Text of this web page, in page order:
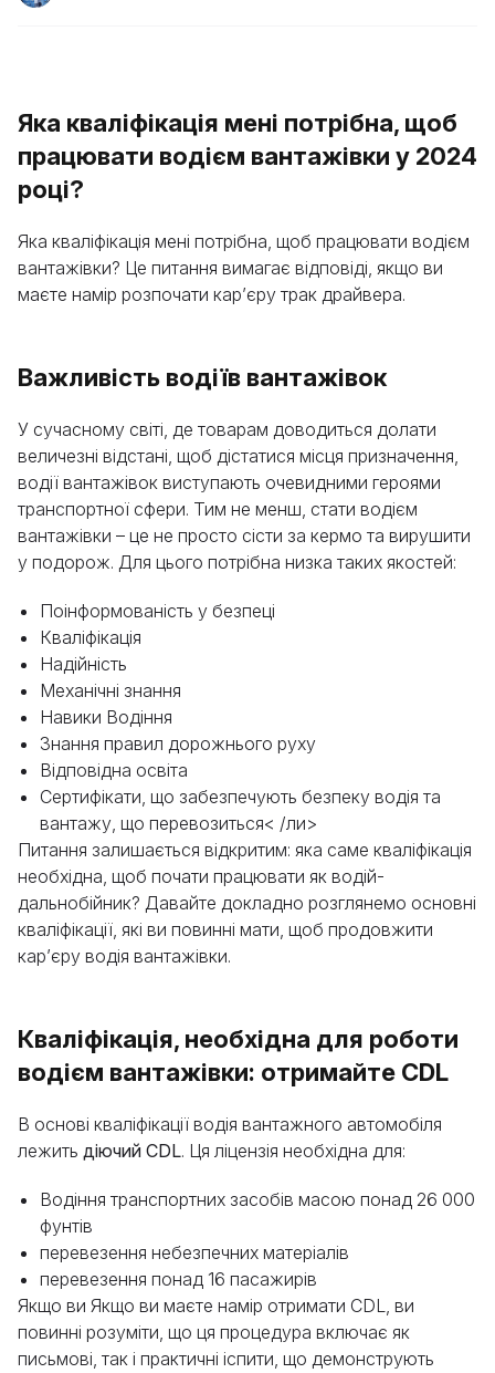
Яка кваліфікація мені потрібна, щоб
працювати водієм вантажівки у 2024
році?
Яка кваліфікація мені потрібна, щоб працювати водієм
вантажівки? Це питання вимагає відповіді, якщо ви
маєте намір розпочати кар’єру трак драйвера.
Важливість водіїв вантажівок
У сучасному світі, де товарам доводиться долати
величезні відстані, щоб дістатися місця призначення,
водії вантажівок виступають очевидними героями
транспортної сфери. Тим не менш, стати водієм
вантажівки – це не просто сісти за кермо та вирушити
у подорож. Для цього потрібна низка таких якостей:
Поінформованість у безпеці
Кваліфікація
Надійність
Механічні знання
Навики Водіння
Знання правил дорожнього руху
Відповідна освіта
Сертифікати, що забезпечують безпеку водія та
вантажу, що перевозиться< /ли>
Питання залишається відкритим: яка саме кваліфікація
необхідна, щоб почати працювати як водій-
дальнобійник? Давайте докладно розглянемо основні
кваліфікації, які ви повинні мати, щоб продовжити
кар’єру водія вантажівки.
Кваліфікація, необхідна для роботи
водієм вантажівки: отримайте CDL
В основі кваліфікації водія вантажного автомобіля
лежить діючий CDL. Ця ліцензія необхідна для:
Водіння транспортних засобів масою понад 26 000
фунтів
перевезення небезпечних матеріалів
перевезення понад 16 пасажирів
Якщо ви Якщо ви маєте намір отримати CDL, ви
повинні розуміти, що ця процедура включає як
письмові, так і практичні іспити, що демонструють